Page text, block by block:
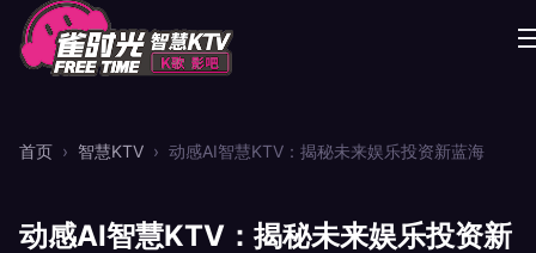
首页 › 智慧KTV › 动感AI智慧KTV：揭秘未来娱乐投资新蓝海
动感AI智慧KTV：揭秘未来娱乐投资新